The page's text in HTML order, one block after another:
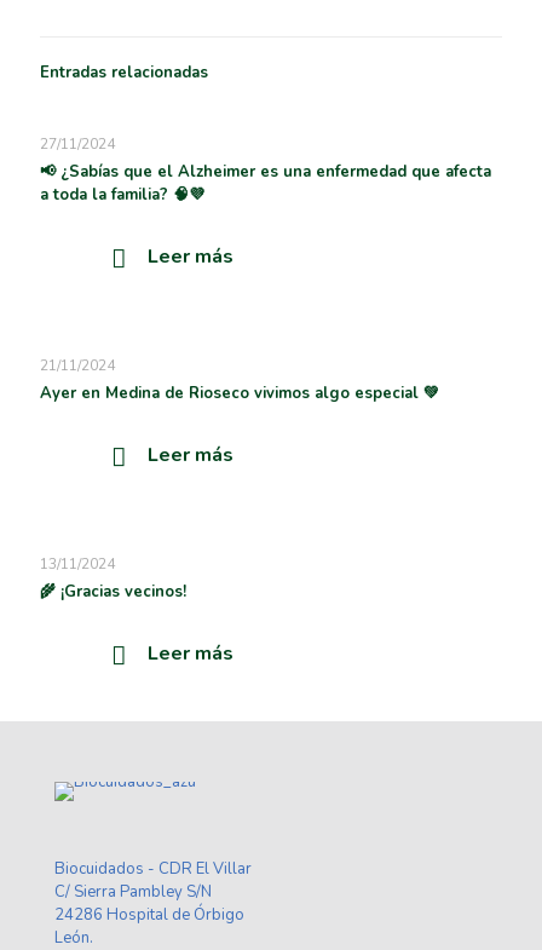
Entradas relacionadas
27/11/2024
📢 ¿Sabías que el Alzheimer es una enfermedad que afecta
a toda la familia? 🧠💜
Leer más
21/11/2024
Ayer en Medina de Rioseco vivimos algo especial 💚
Leer más
13/11/2024
🌾 ¡Gracias vecinos!
Leer más
Biocuidados - CDR El Villar
C/ Sierra Pambley S/N
24286 Hospital de Órbigo
León.